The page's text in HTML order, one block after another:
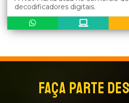
decodificadores digitais.
FAÇA PARTE